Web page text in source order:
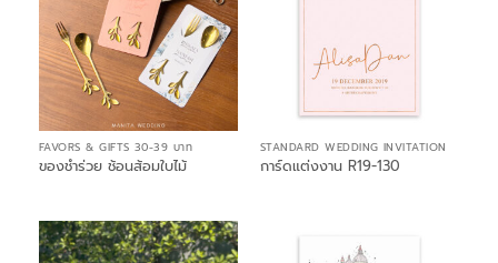
FAVORS & GIFTS 30-39 บาท
ของชำร่วย ช้อนส้อมใบไม้
STANDARD WEDDING INVITATION
การ์ดแต่งงาน R19-130